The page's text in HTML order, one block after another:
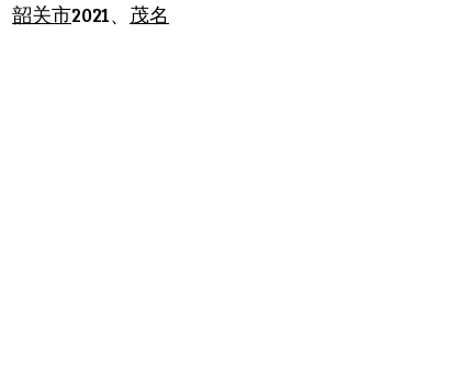
韶关市2021、 茂名